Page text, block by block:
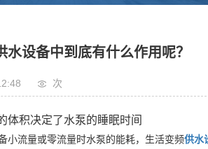
水设备中到底有什么作用呢？
次
体积决定了水泵的睡眠时间
小流量或零流量时水泵的能耗，生活变频供水